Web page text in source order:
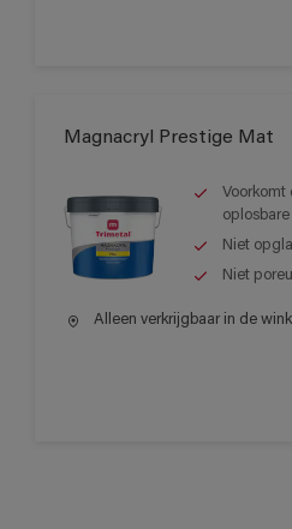
Magnacryl Prestige Mat
Voorkomt
oplosbare
Niet
Niet
Alleen verkrijgbaar in de